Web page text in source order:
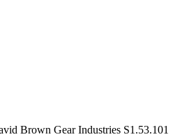
Brown Gear Industries S1.53.101